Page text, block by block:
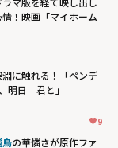
！映画「マイホーム
に触れる！「ペンデ
明日 君と」
9
鳥の華憐さが原作ファ